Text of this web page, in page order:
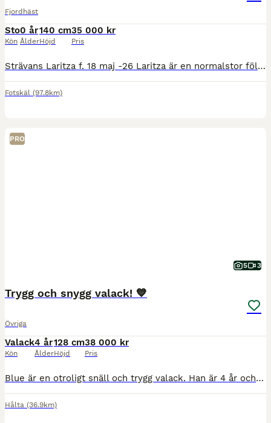
Fjordhäst
Sto
Kön
0 år
Ålder
140 cm
Höjd
35 000 kr
Pris
Strävans Laritza f. 18 maj -26 Laritza är en normalstor fölunge, hon är hanterad efter ålder, har åkt transport, stått uppbunden, verkad och avmaskad efter gällande rutiner. Hon är trevlig och social
Fotskäl (97.8km)
PRO
5 3
Trygg och snygg valack! 💙
Övriga
Valack
Kön
4 år
Ålder
128 cm
Höjd
38 000 kr
Pris
Blue är en otroligt snäll och trygg valack. Han är 4 år och 1.28 i mankhöjd. Väldigt positiv till arbete och rättar sig efter ryttaren. Såklart behöver han utbildas vidare pga ålder, men han lär sig a
Hålta (36.9km)